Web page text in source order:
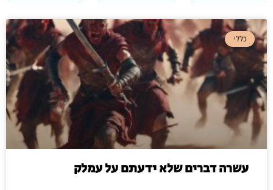
כללי
עשרה דברים שלא ידעתם על עמלק